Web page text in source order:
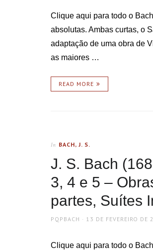
Clique aqui para todo o
absolutas. Ambas curtas, o
adaptação de uma obra de
as maiores …
READ MORE
In BACH, J. S.
J. S. Bach
3, 4 e 5 –
partes, Suítes
AUTHOR
PQPBACH
POSTED
13 DE FEVEREIRO DE
Clique aqui para todo o